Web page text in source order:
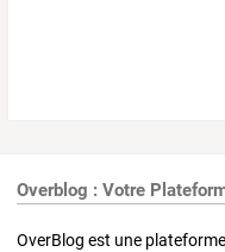
Overblog : Votre
OverBlog est une